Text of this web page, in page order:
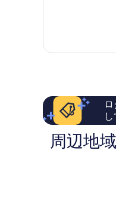
素
い、
口
コ
720
件周辺地